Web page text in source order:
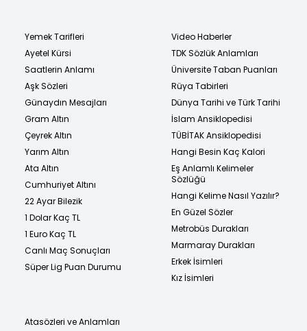
Yemek Tarifleri
Ayetel Kürsi
Saatlerin Anlamı
Aşk Sözleri
Günaydın Mesajları
Gram Altın
Çeyrek Altın
Yarım Altın
Ata Altın
Cumhuriyet Altını
22 Ayar Bilezik
1 Dolar Kaç TL
1 Euro Kaç TL
Canlı Maç Sonuçları
Süper Lig Puan Durumu
Video Haberler
TDK Sözlük Anlamları
Üniversite Taban Puanları
Rüya Tabirleri
Dünya Tarihi ve Türk Tarihi
İslam Ansiklopedisi
TÜBİTAK Ansiklopedisi
Hangi Besin Kaç Kalori
Eş Anlamlı Kelimeler
Sözlüğü
Hangi Kelime Nasıl Yazılır?
En Güzel Sözler
Metrobüs Durakları
Marmaray Durakları
Erkek İsimleri
Kız İsimleri
Atasözleri ve Anlamları